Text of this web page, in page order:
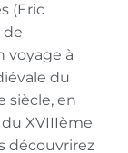
(Eric
de
voyage à
du
siècle, en
XVIIIème
découvrirez